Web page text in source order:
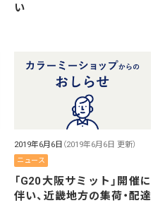
い
2019年6月6日 （2019年6月6日 更新）
ニュース
「G20大阪サミット」開催に
伴い、近畿地方の集荷・配達